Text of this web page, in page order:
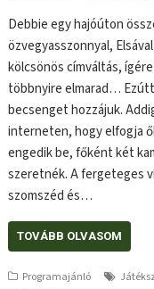
Debbie egy hajóúton
özvegyasszonnyal,
kölcsönös címváltás,
többnyire elmarad…
becsenget hozzájuk.
interneten, hogy elfogja
engedik be, főként két
szeretnék. A fergeteges
szomszéd és…
TOVÁBB OLVASOM
Programajánló